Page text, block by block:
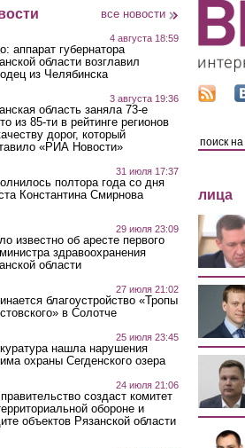
все новости
4 августа 18:59
аппарат губернатора
области возглавил
из Челябинска
3 августа 19:36
область заняла 73-е
из 85-ти в рейтинге регионов
дорог, который
«РИА Новости»
31 июля 17:37
полтора года со дня
Константина Смирнова
29 июля 23:09
известно об аресте первого
здравоохранения
области
27 июля 21:02
благоустройство «Тропы
в Солотче
25 июля 23:45
нашла нарушения
охраны Сегденского озера
24 июля 21:06
создаст комитет
обороне и
объектов Рязанской области
лица